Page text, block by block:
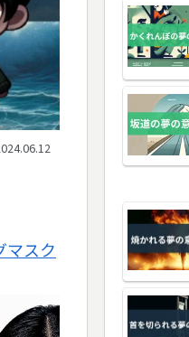
マスク